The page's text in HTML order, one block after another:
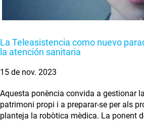
La Teleasistencia como nuevo
la atención sanitaria
15 de nov. 2023
Aquesta ponència convida a gestionar
patrimoni propi i a preparar-se per als
planteja la robòtica mèdica. La ponent